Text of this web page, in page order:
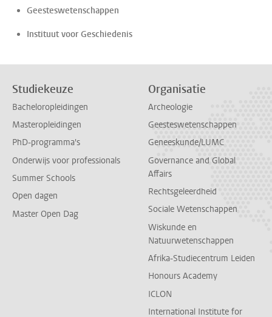
Geesteswetenschappen
Instituut voor Geschiedenis
Studiekeuze
Bacheloropleidingen
Masteropleidingen
PhD-programma's
Onderwijs voor professionals
Summer Schools
Open dagen
Master Open Dag
Organisatie
Archeologie
Geesteswetenschappen
Geneeskunde/LUMC
Governance and Global
Affairs
Rechtsgeleerdheid
Sociale Wetenschappen
Wiskunde en
Natuurwetenschappen
Afrika-Studiecentrum Leiden
Honours Academy
ICLON
International Institute for